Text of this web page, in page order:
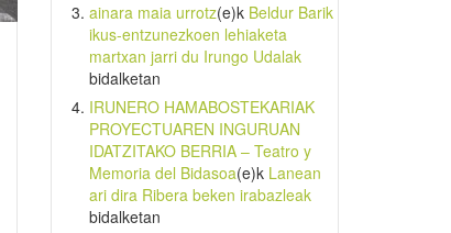
ainara maia urrotz(e)k Beldur Barik
ikus-entzunezkoen lehiaketa
martxan jarri du Irungo Udalak
bidalketan
IRUNERO HAMABOSTEKARIAK
PROYECTUAREN INGURUAN
IDATZITAKO BERRIA – Teatro y
Memoria del Bidasoa(e)k Lanean
ari dira Ribera beken irabazleak
bidalketan